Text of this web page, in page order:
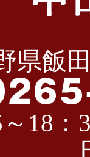
県飯
18：